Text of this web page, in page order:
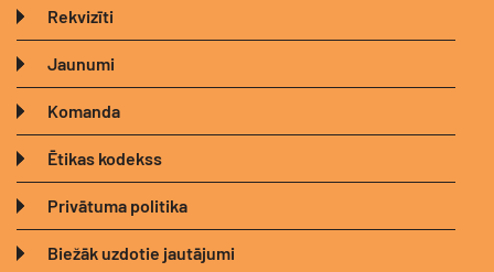
Rekvizīti
Jaunumi
Komanda
Ētikas kodekss
Privātuma politika
Biežāk uzdotie jautājumi